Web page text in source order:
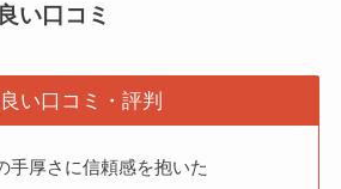
い口コミ
良い口コミ・評判
手厚さに信頼感を抱いた